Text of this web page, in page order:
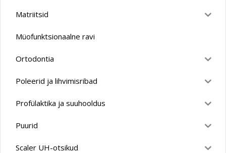
Matriitsid
Müofunktsionaalne ravi
Ortodontia
Poleerid ja lihvimisribad
Profülaktika ja suuhooldus
Puurid
Scaler UH-otsikud